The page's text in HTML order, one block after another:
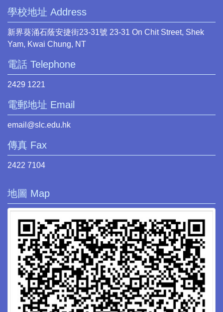
學校地址 Address
新界葵涌石蔭安捷街23-31號 23-31 On Chit Street, Shek
Yam, Kwai Chung, NT
電話 Telephone
2429 1221
電郵地址 Email
email@slc.edu.hk
傳真 Fax
2422 7104
地圖 Map